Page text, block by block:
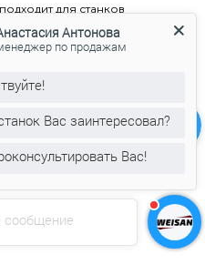
для станков
RC210F600.
сообщение
Антонова
по продажам
Вас заинтересовал?
Вас!